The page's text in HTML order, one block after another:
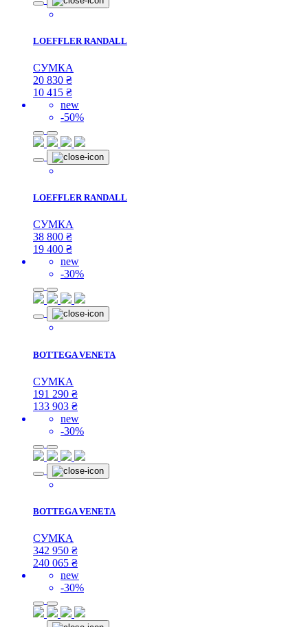
LOEFFLER RANDALL
СУМКА
20 830 ₴
10 415 ₴
new
-50%
LOEFFLER RANDALL
СУМКА
38 800 ₴
19 400 ₴
new
-30%
BOTTEGA VENETA
СУМКА
191 290 ₴
133 903 ₴
new
-30%
BOTTEGA VENETA
СУМКА
342 950 ₴
240 065 ₴
new
-30%